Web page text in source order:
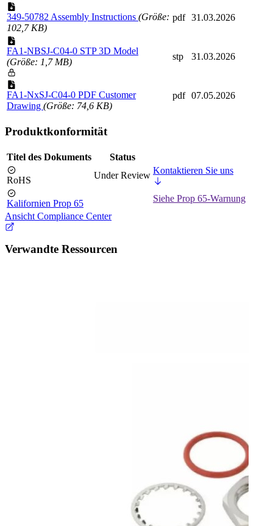
349-50782 Assembly Instructions (Größe:
102,7 KB)
pdf 31.03.2026
FA1-NBSJ-C04-0 STP 3D Model
(Größe: 1,7 MB)
stp 31.03.2026
FA1-NxSJ-C04-0 PDF Customer
Drawing (Größe: 74,6 KB)
pdf 07.05.2026
Produktkonformität
Titel des Dokuments Status
RoHS Under Review Kontaktieren Sie uns
Kalifornien Prop 65
Siehe Prop 65-Warnung
Ansicht Compliance Center
Verwandte Ressourcen